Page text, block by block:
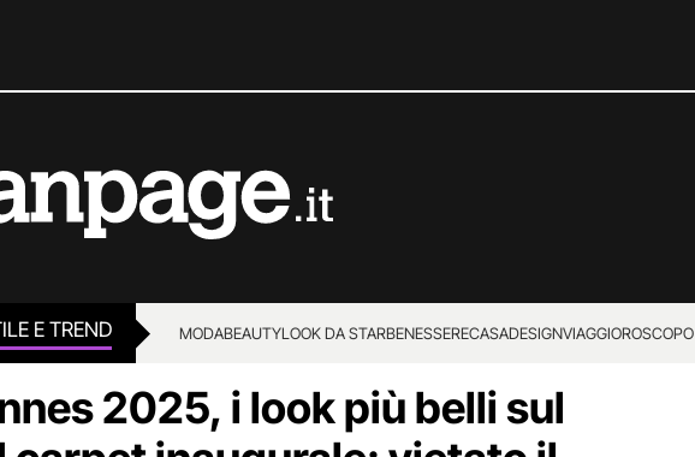
E TREND MODABEAUTYLOOK DA STARBENESSERECASADESIGNVIAGGIOROSCOPO
2025, i look più belli sul